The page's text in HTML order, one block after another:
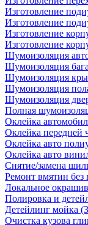
Изготовление
Изготовление
Изготовление
Изготовление
Шумоизоляция
Шумоизоляция
Шумоизоляция
Шумоизоляция
Шумоизоляция
Полная
Оклейка
Оклейка передней
Оклейка авто
Оклейка авто
Снятие/замена
Ремонт вмятин без
Локальное
Полировка и
Детейлинг мойка
Очистка кузова